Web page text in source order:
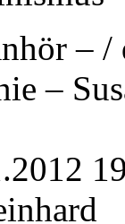
–
–